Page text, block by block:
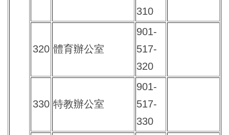
310
320 體育辦公室
901-
517-
320
330 特教辦公室
901-
517-
330